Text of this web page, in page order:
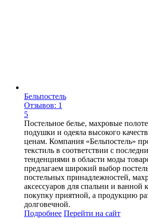
Бельпостель
Отзывов: 1
5
Постельное белье, махровые
подушки и одеяла высокого
ценам. Компания «Бельпостель»
текстиль в соответствии с
тенденциями в области моды
предлагаем широкий выбор
постельных принадлежностей,
аксессуаров для спальни и
покупку приятной, а продукцию
долговечной.
Подробнее Перейти на сайт